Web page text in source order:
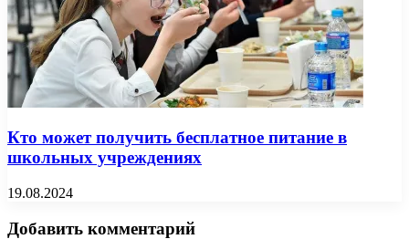
Кто может получить бесплатное питание в
школьных учреждениях
19.08.2024
Добавить комментарий